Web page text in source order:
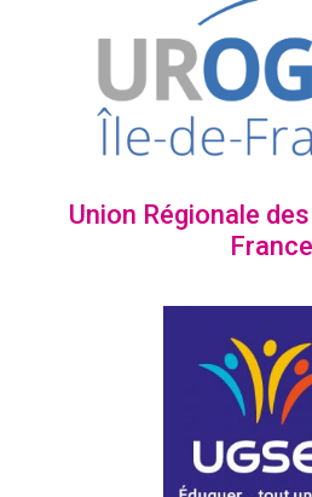
Union Régionale
France